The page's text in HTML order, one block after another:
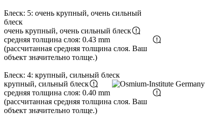
Блеск: 5: очень крупный, очень сильный
блеск
очень крупный, очень сильный блеск
средняя толщина слоя: 0.43 mm
(рассчитанная средняя толщина слоя. Ваш
объект значительно толще.)
Блеск: 4: крупный, сильный блеск
крупный, сильный блеск
средняя толщина слоя: 0.40 mm
(рассчитанная средняя толщина слоя. Ваш
объект значительно толще.)